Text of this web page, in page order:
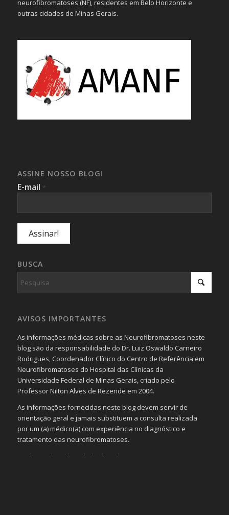
neurofibromatoses (NF), residentes em Belo Horizonte e
outras cidades de Minas Gerais.
ASSINE NOSSO BLOG!
E-mail *
BUSCA
AVISOS IMPORTANTES
As informações médicas sobre as Neurofibromatoses neste
blog são da responsabilidade do Dr. Luiz Oswaldo Carneiro
Rodrigues, Coordenador Clínico do Centro de Referência em
Neurofibromatoses do Hospital das Clínicas da
Universidade Federal de Minas Gerais, criado pelo
Professor Nilton Alves de Rezende em 2004.
As informações fornecidas neste blog devem servir de
orientação geral e jamais substituem a consulta realizada
por um (a) médico(a) com experiência no diagnóstico e
tratamento das neurofibromatoses.
Será omitida a identidade de todas as pessoas que